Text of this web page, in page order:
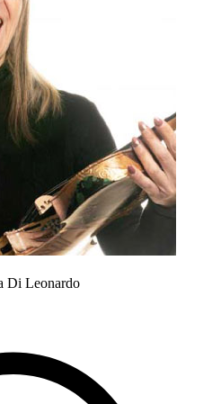
Di Leonardo